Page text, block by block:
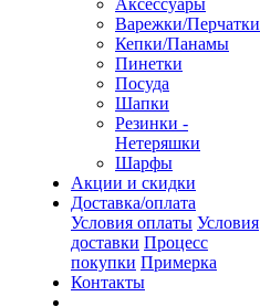
Аксессуары
Варежки/Перчатки
Кепки/Панамы
Пинетки
Посуда
Шапки
Резинки -
Нетеряшки
Шарфы
Акции и скидки
Доставка/оплата
Условия оплаты Условия
доставки Процесс
покупки Примерка
Контакты